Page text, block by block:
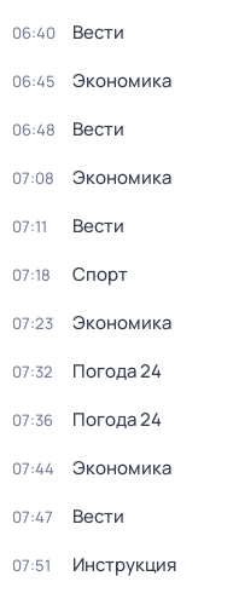
06:40 Вести
06:45 Экономика
06:48 Вести
07:08 Экономика
07:11 Вести
07:18 Спорт
07:23 Экономика
07:32 Погода 24
07:36 Погода 24
07:44 Экономика
07:47 Вести
07:51 Инструкция